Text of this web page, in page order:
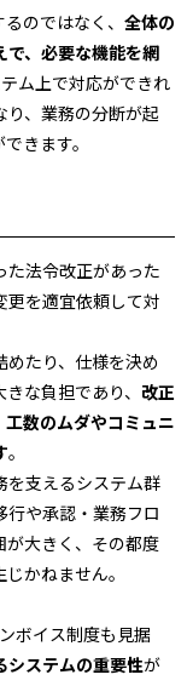
のではなく、 全体の
で、必要な機能を網
ム上で対応ができれ
り、業務の分断が起
きます。
た法令改正があった
更を適宜依頼して対
たり、仕様を決め
な負担であり、 改正
数のムダやコミュニ
。
を支えるシステム群
や承認・業務フロ
が大きく、その都度
かねません。
ボイス制度も見据
システムの重要性が